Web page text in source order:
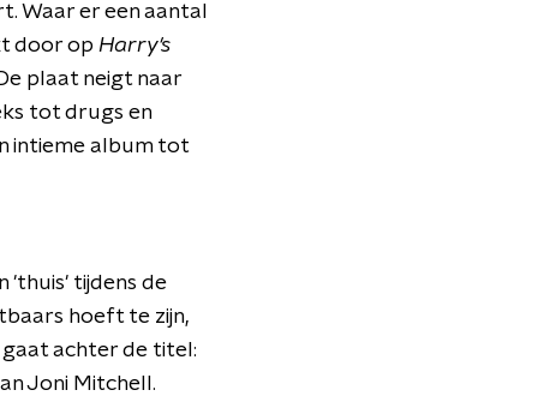
Waar er een aantal
door op Harry's
plaat neigt naar
tot drugs en
intieme album tot
'thuis' tijdens de
hoeft te zijn,
gaat achter de titel:
Joni Mitchell.